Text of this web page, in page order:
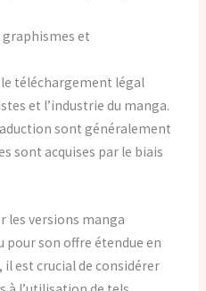
graphismes et
téléchargement légal
et l’industrie du manga.
sont généralement
sont acquises par le biais
les versions manga
pour son offre étendue en
il est crucial de considérer